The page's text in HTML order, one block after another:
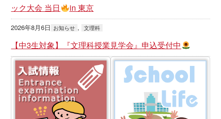
ック大会 当日
in 東京
2026年8月6日 お知らせ , 文理科
【中3生対象】『文理科授業見学会』申込受付中